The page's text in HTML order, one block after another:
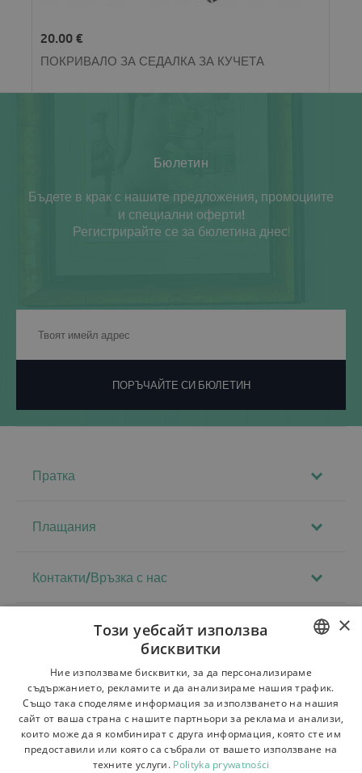
20.00 €
ПОКРИВАЛО ЗА СЕДАЛКА ЗА КУЧЕТА
Бюлетин
Бъдете в крак с нашите предложения, промоциите
и специални оферти!
Регистрирайте се за бюлетина днес!
ПОРЪЧАЙТЕ СИ БЮЛЕТИН
Пратка
Плащания
Контакти/Връзка с нас
Доставка
Връщане на стоката и рекламации
Плащания
POLISH
BULGARIAN
CZECH
FRENCH
×
Този уебсайт използва
бисквитки
Ние използваме бисквитки, за да персонализираме
съдържанието, рекламите и да анализираме нашия трафик.
Също така споделяме информация за използването на нашия
сайт от ваша страна с нашите партньори за реклама и анализи,
които може да я комбинират с друга информация, която сте им
предоставили или която са събрали от вашето използване на
техните услуги. Polityka prywatności